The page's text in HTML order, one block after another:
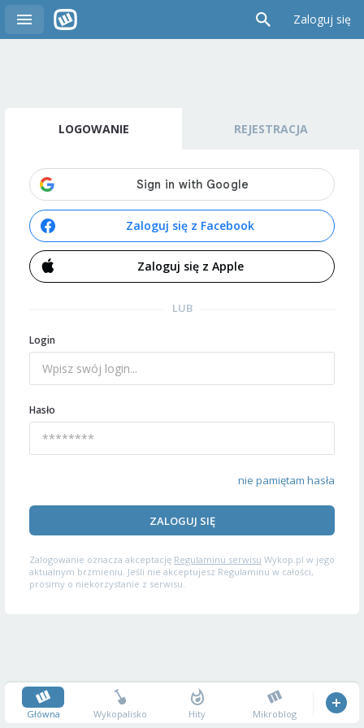
Zaloguj się
LOGOWANIE REJESTRACJA
Zaloguj się z Facebook
Zaloguj się z Apple
LUB
Login
Hasło
nie pamiętam hasła
ZALOGUJ SIĘ
Zalogowanie oznacza akceptację Regulaminu serwisu Wykop.pl w jego
aktualnym brzmieniu. Jeśli nie akceptujesz Regulaminu w całości,
prosimy o niekorzystanie z serwisu.
Główna Wykopalisko Hity Mikroblog